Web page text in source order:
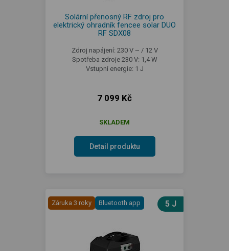
Solární přenosný RF zdroj pro
elektrický ohradník fencee solar DUO
RF SDX08
Zdroj napájení: 230 V ~ / 12 V
Spotřeba zdroje 230 V: 1,4 W
Vstupní energie: 1 J
7 099 Kč
SKLADEM
Detail produktu
Záruka 3 roky Bluetooth app 5 J